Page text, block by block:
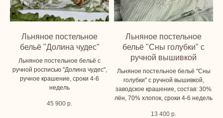
Льняное постельное
бельё "Долина чудес"
Льняное постельное бельё с
ручной росписью "Долина чудес",
ручное крашение, сроки 4-6
недель
45 900 р.
Льняное постельное
бельё "Сны голубки" с
ручной вышивкой
Льняное постельное бельё "Сны
голубки" с ручной вышивкой,
заводское крашение, состав: 30%
лён, 70% хлопок, сроки 4-6 недель
13 400 р.